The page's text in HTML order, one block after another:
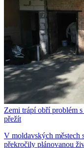
Zemi trápí obří problém
přežít
V moldavských městech
překročily plánovanou